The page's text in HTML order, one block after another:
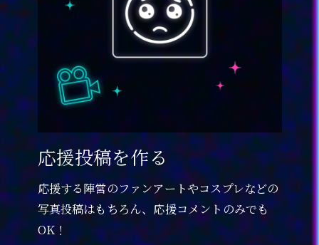
応援投稿を作る
応援する陣営のファンアートやコスプレなどの
写真投稿はもちろん、応援コメントのみでも
OK！